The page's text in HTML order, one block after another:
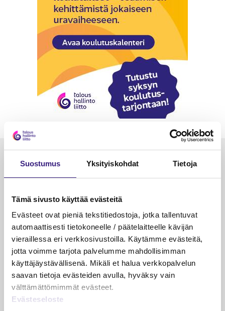
Suostumus Yksityiskohdat Tietoja
Tämä sivusto käyttää evästeitä
Evästeet ovat pieniä tekstitiedostoja, jotka tallentuvat
automaattisesti tietokoneelle / päätelaitteelle kävijän
vieraillessa eri verkkosivustoilla. Käytämme evästeitä,
jotta voimme tarjota palvelumme mahdollisimman
käyttäjäystävällisenä. Mikäli et halua verkkopalvelun
saavan tietoja evästeiden avulla, hyväksy vain
välttämättömimmät evästeet.
Evästeseloste
Luetuimmat
VEROTUS
Kulu­veloitukset arvon­lisä­
verotuksessa – omien kulujen
veloitus, kulujen edelleen­
veloitus ja läpi­laskutus
Petri Salomaa